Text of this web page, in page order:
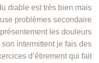
diable est très bien mais
problèmes secondaire
les douleurs
son intermittent je fais des
d’étirement qui fait